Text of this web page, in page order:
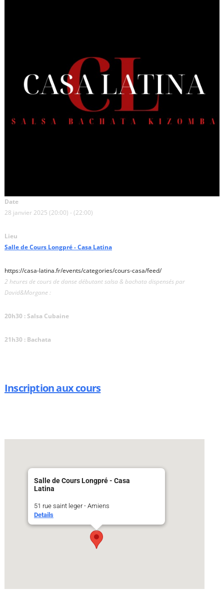
Date
28 janvier 2025 (20:00) - (22:00)
Lieu
Salle de Cours Longpré - Casa Latina
https://casa-latina.fr/events/categories/cours-casa/feed/
2 heures de cours de danse débutant salsa & bachata dispensés par
David&Morgane :
20h30 : Salsa Cubaine
21h30 : Bachata
Inscription aux cours
Salle de Cours Longpré - Casa
Latina
51 rue saint leger - Amiens
Details